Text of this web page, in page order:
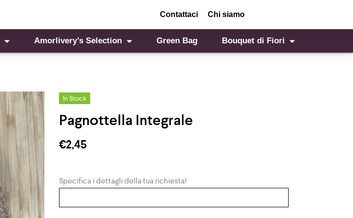
Contattaci Chi siamo
Amorlivery’s Selection Green Bag Bouquet di Fiori
In Stock
Pagnottella Integrale
€2,45
Specifica i dettagli della tua richiesta!